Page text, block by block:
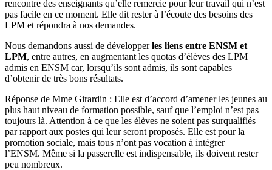
rencontre des enseignants qu’elle remercie pour leur travail qui n’est
pas facile en ce moment. Elle dit rester à l’écoute des besoins des
LPM et répondra à nos demandes.
Nous demandons aussi de développerles liens entre ENSM et
LPM, entre autres, en augmentant les quotas d’élèves des LPM
admis en ENSM car, lorsqu’ils sont admis, ils sont capables
d’obtenir de très bons résultats.
Réponse de Mme Girardin : Elle est d’accord d’amener les jeunes au
plus haut niveau de formation possible, sauf que l’emploi n’est pas
toujours là. Attention à ce que les élèves ne soient pas surqualifiés
par rapport aux postes qui leur seront proposés. Elle est pour la
promotion sociale, mais tous n’ont pas vocation à intégrer
l’ENSM. Même si la passerelle est indispensable, ils doivent rester
peu nombreux.